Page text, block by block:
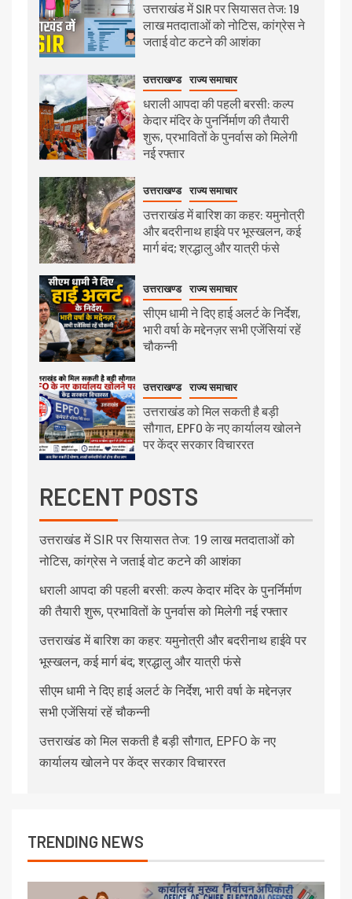
उत्तराखंड में SIR पर सियासत तेज: 19
लाख मतदाताओं को नोटिस, कांग्रेस ने
जताई वोट कटने की आशंका
उत्तराखण्ड राज्य समाचार
धराली आपदा की पहली बरसी: कल्प
केदार मंदिर के पुनर्निर्माण की तैयारी
शुरू, प्रभावितों के पुनर्वास को मिलेगी
नई रफ्तार
उत्तराखण्ड राज्य समाचार
उत्तराखंड में बारिश का कहर: यमुनोत्री
और बदरीनाथ हाईवे पर भूस्खलन, कई
मार्ग बंद; श्रद्धालु और यात्री फंसे
उत्तराखण्ड राज्य समाचार
सीएम धामी ने दिए हाई अलर्ट के निर्देश,
भारी वर्षा के मद्देनज़र सभी एजेंसियां रहें
चौकन्नी
उत्तराखण्ड राज्य समाचार
उत्तराखंड को मिल सकती है बड़ी
सौगात, EPFO के नए कार्यालय खोलने
पर केंद्र सरकार विचाररत
RECENT POSTS
उत्तराखंड में SIR पर सियासत तेज: 19 लाख मतदाताओं को
नोटिस, कांग्रेस ने जताई वोट कटने की आशंका
धराली आपदा की पहली बरसी: कल्प केदार मंदिर के पुनर्निर्माण
की तैयारी शुरू, प्रभावितों के पुनर्वास को मिलेगी नई रफ्तार
उत्तराखंड में बारिश का कहर: यमुनोत्री और बदरीनाथ हाईवे पर
भूस्खलन, कई मार्ग बंद; श्रद्धालु और यात्री फंसे
सीएम धामी ने दिए हाई अलर्ट के निर्देश, भारी वर्षा के मद्देनज़र
सभी एजेंसियां रहें चौकन्नी
उत्तराखंड को मिल सकती है बड़ी सौगात, EPFO के नए
कार्यालय खोलने पर केंद्र सरकार विचाररत
TRENDING NEWS